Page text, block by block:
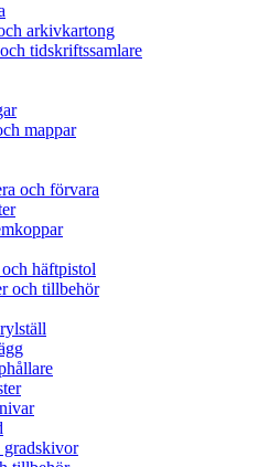
arkivkartong
tidskriftssamlare
mappar
och förvara
häftpistol
och tillbehör